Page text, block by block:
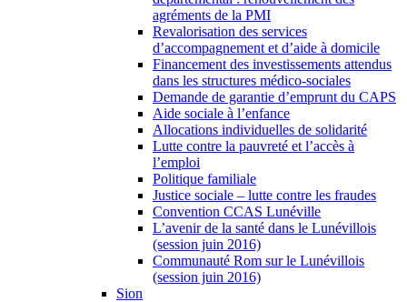
agréments de la PMI
Revalorisation des services
d’accompagnement et d’aide à domicile
Financement des investissements attendus
dans les structures médico-sociales
Demande de garantie d’emprunt du CAPS
Aide sociale à l’enfance
Allocations individuelles de solidarité
Lutte contre la pauvreté et l’accès à
l’emploi
Politique familiale
Justice sociale – lutte contre les fraudes
Convention CCAS Lunéville
L’avenir de la santé dans le Lunévillois
(session juin 2016)
Communauté Rom sur le Lunévillois
(session juin 2016)
Sion